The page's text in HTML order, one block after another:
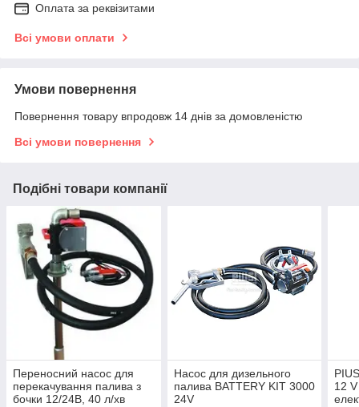
Оплата за реквізитами
Всі умови оплати
Умови повернення
Повернення товару впродовж 14 днів за домовленістю
Всі умови повернення
Подібні товари компанії
Переносний насос для
перекачування палива з
бочки 12/24В, 40 л/хв
Насос для дизельного
палива BATTERY KIT 3000
24V
12